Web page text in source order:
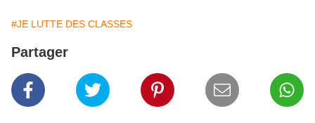
#JE LUTTE DES CLASSES
Partager